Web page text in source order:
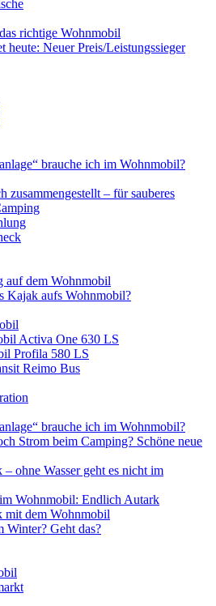
richtige Wohnmobil
heute: Neuer Preis/Leistungssieger
brauche ich im Wohnmobil?
zusammengestellt – für sauberes
auf dem Wohnmobil
Kajak aufs Wohnmobil?
Activa One 630 LS
Profila 580 LS
Reimo Bus
brauche ich im Wohnmobil?
Strom beim Camping? Schöne neue
ohne Wasser geht es nicht im
Wohnmobil: Endlich Autark
mit dem Wohnmobil
Winter? Geht das?